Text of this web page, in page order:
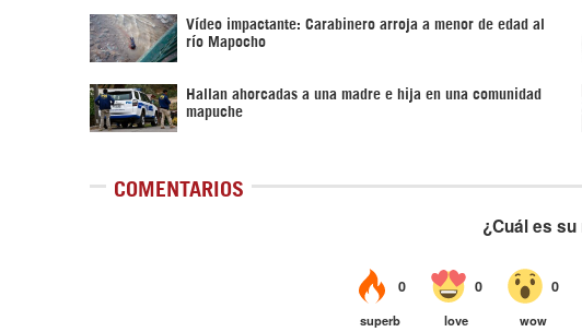
Vídeo impactante: Carabinero arroja a menor de edad al
río Mapocho
Hallan ahorcadas a una madre e hija en una comunidad
mapuche
COMENTARIOS